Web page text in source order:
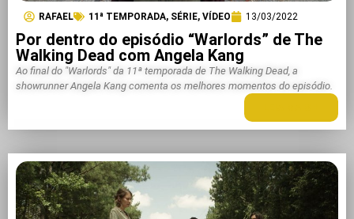
RAFAEL 11ª TEMPORADA, SÉRIE, VÍDEO 13/03/2022
Por dentro do episódio “Warlords” de The
Walking Dead com Angela Kang
Ao final do "Warlords" da 11ª temporada de The Walking Dead, a
showrunner Angela Kang comenta os melhores momentos do episódio.